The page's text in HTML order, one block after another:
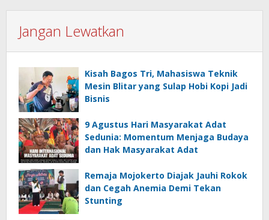
Jangan Lewatkan
Kisah Bagos Tri, Mahasiswa Teknik
Mesin Blitar yang Sulap Hobi Kopi Jadi
Bisnis
9 Agustus Hari Masyarakat Adat
Sedunia: Momentum Menjaga Budaya
dan Hak Masyarakat Adat
Remaja Mojokerto Diajak Jauhi Rokok
dan Cegah Anemia Demi Tekan
Stunting